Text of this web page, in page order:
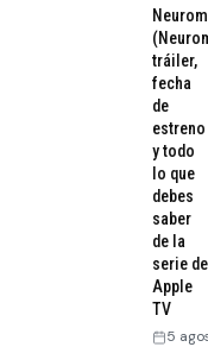
tráiler,
fecha
de
estreno
y todo
lo que
debes
saber
de la
serie de
Apple
TV
5